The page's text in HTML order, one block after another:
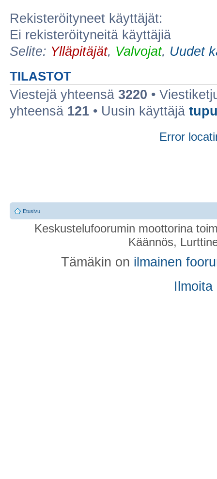
Rekisteröityneet käyttäjät:
Ei rekisteröityneitä käyttäjiä
Selite: Ylläpitäjät, Valvojat, Uudet
TILASTOT
Viestejä yhteensä 3220 •
yhteensä 121 • Uusin käyttäjä
Error
Etusivu
Keskustelufoorumin moottorina
Käännös,
Tämäkin on ilmainen